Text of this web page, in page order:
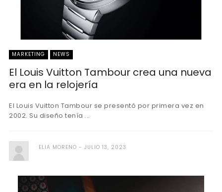
MARKETING NEWS
El Louis Vuitton Tambour crea una nueva
era en la relojería
El Louis Vuitton Tambour se presentó por primera vez en
2002. Su diseño tenía ...
ELIA MORENO JULIO 13, 2023